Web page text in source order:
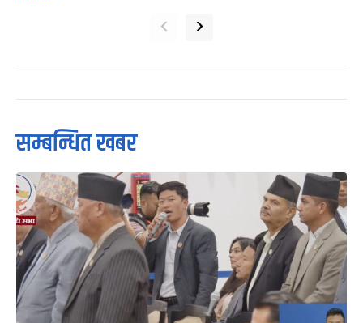
‹ ›
सम्बन्धित खबर